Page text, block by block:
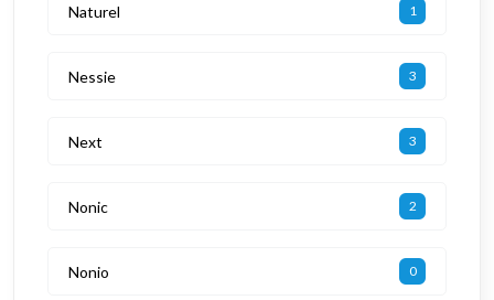
Naturel 1
Nessie 3
Next 3
Nonic 2
Nonio 0